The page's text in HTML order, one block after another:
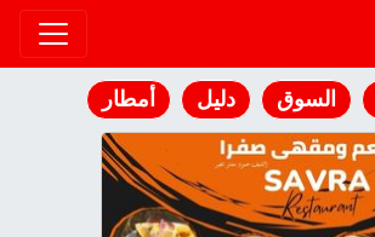
السوق دليل أمطار